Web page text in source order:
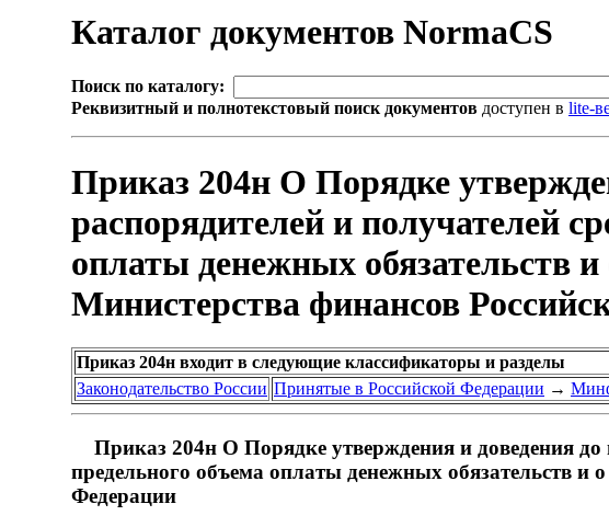
Каталог документов NormaCS
Поиск по каталогу:
Реквизитный и полнотекстовый поиск документов доступен в lite-
Приказ 204н О Порядке
распорядителей и получателей
оплаты денежных обязательств
Министерства финансов
Приказ 204н входит в следующие классификаторы и разделы
Законодательство России Принятые в Российской Федерации →
Приказ 204н О Порядке утверждения и доведения до
предельного объема оплаты денежных обязательств и
Федерации